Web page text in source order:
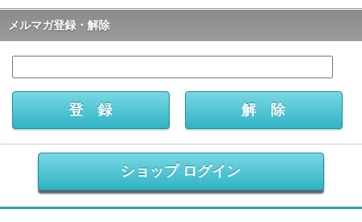
メルマガ登録・解除
ショップ ログイン